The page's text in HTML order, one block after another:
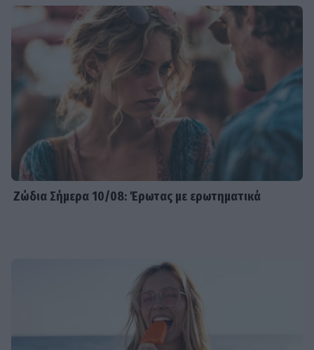
Ζώδια Σήμερα 10/08: Έρωτας με ερωτηματικά